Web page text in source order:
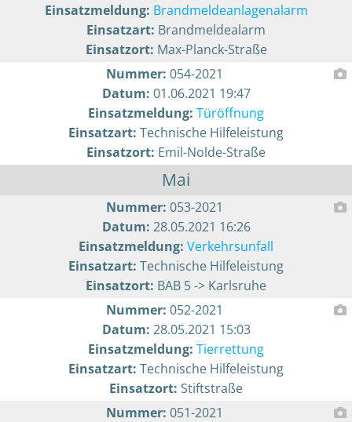
Einsatzmeldung: Brandmeldeanlagenalarm
Einsatzart: Brandmeldealarm
Einsatzort: Max-Planck-Straße
Nummer: 054-2021
Datum: 01.06.2021 19:47
Einsatzmeldung: Türöffnung
Einsatzart: Technische Hilfeleistung
Einsatzort: Emil-Nolde-Straße
Mai
Nummer: 053-2021
Datum: 28.05.2021 16:26
Einsatzmeldung: Verkehrsunfall
Einsatzart: Technische Hilfeleistung
Einsatzort: BAB 5 -> Karlsruhe
Nummer: 052-2021
Datum: 28.05.2021 15:03
Einsatzmeldung: Tierrettung
Einsatzart: Technische Hilfeleistung
Einsatzort: Stiftstraße
Nummer: 051-2021